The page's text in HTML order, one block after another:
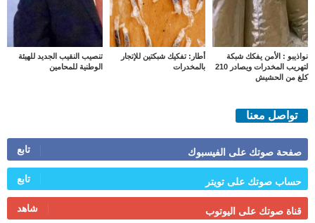
نواذيبو : الأمن يفكك شبكة
لتهريب المخدرات ويصادر 210
كلغ من الحشيش
أطار: تفكيك شبكتين للإتجار
بالمخدرات
تنصيب النقيب الجديد للهيئة
الوطنية للمحامين
تواصل معنا
صفحة صوتك على الفيسبوك تابع
حساب صوتك على تويتر تابع
قناة صوتك على اليوتوب شاهد